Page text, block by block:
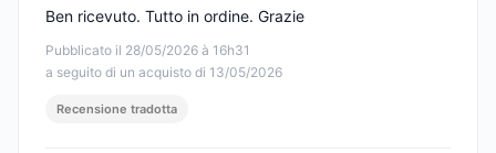
Pubblicato il 28/05/2026 à 16h31
a seguito di un acquisto di 13/05/2026
Ben ricevuto. Tutto in ordine. Grazie
Recensione tradotta